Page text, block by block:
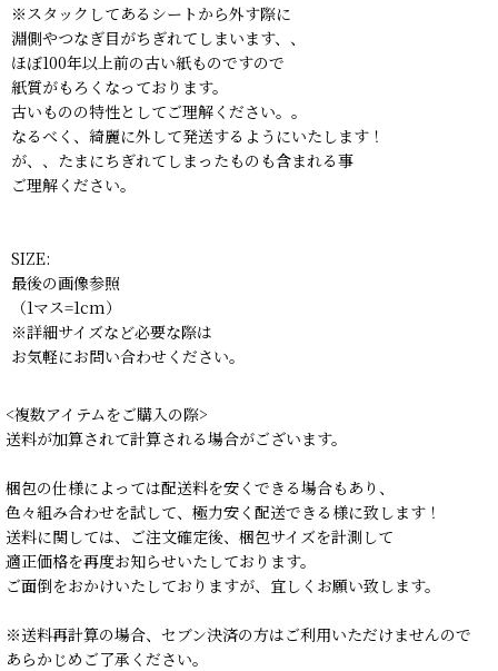
※スタックしてあるシートから外す際に
淵側やつなぎ目がちぎれてしまいます、、
ほぼ100年以上前の古い紙ものですので
紙質がもろくなっております。
古いものの特性としてご理解ください。。
なるべく、綺麗に外して発送するようにいたします！
が、、たまにちぎれてしまったものも含まれる事
ご理解ください。
SIZE:
最後の画像参照
（1マス=1cm）
※詳細サイズなど必要な際は
お気軽にお問い合わせください。
<複数アイテムをご購入の際>
送料が加算されて計算される場合がございます。
梱包の仕様によっては配送料を安くできる場合もあり、
色々組み合わせを試して、極力安く配送できる様に致します！
送料に関しては、ご注文確定後、梱包サイズを計測して
適正価格を再度お知らせいたしております。
ご面倒をおかけいたしておりますが、宜しくお願い致します。
※送料再計算の場合、セブン決済の方はご利用いただけませんので
あらかじめご了承ください。